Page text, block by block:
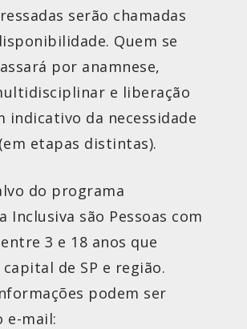
serão chamadas
Quem se
por anamnese,
e liberação
indicativo da necessidade
etapas distintas).
do programa
Inclusiva são Pessoas com
3 e 18 anos que
de SP e região.
podem ser
e-mail: